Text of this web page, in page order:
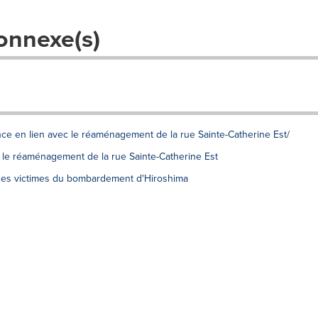
en lien avec le réaménagement de la rue Sainte-Catherine Est/
réaménagement de la rue Sainte-Catherine Est
victimes du bombardement d'Hiroshima